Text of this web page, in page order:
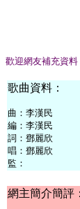
歡迎網友補充資料
歌曲資料：
曲： 李漢民
編： 李漢民
詞： 鄧麗欣
唱： 鄧麗欣
監：
網主簡介簡評：